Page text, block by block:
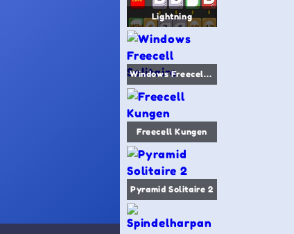
Lightning
Windows Freecell Solitaire
Freecell Kungen
Pyramid Solitaire 2